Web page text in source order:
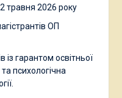
2026 року
ОП
із гарантом освітньої
психологічна